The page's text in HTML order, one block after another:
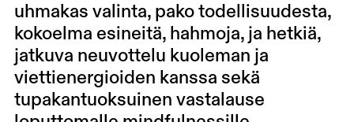
uhmakas valinta, pako todellisuudesta,
kokoelma esineitä, hahmoja, ja hetkiä,
jatkuva neuvottelu kuoleman ja
viettienergioiden kanssa sekä
tupakantuoksuinen vastalause